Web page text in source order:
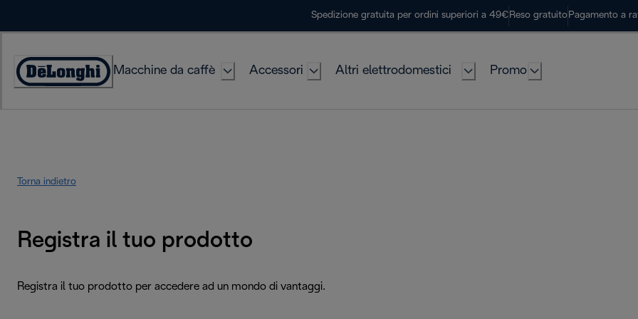
Spedizione gratuita per ordini superiori a 49€ Reso gratuito Pagamento a
Accessibility
Macchine da caffè Accessori Altri elettrodomestici Promo
Torna indietro
Registra il tuo prodotto
Registra il tuo prodotto per accedere ad un mondo di vantaggi.